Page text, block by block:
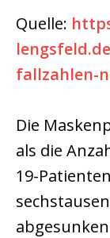
Quelle:
fallzahlen-
Die
als die
19-